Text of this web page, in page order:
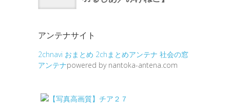
アンテナサイト
2chnavi おまとめ 2chまとめアンテナ 社会の窓
アンテナpowered by nantoka-antena.com